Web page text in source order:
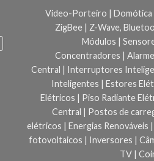
Video-Porteiro | Domótica
ZigBee | Z-Wave,
Módulos |
Concentradores |
Central | Interruptores
Inteligentes | Estores
Elétricos | Piso Radiante
Central | Postos de
elétricos | Energias Renováveis
fotovoltaicos | Inversores |
TV |